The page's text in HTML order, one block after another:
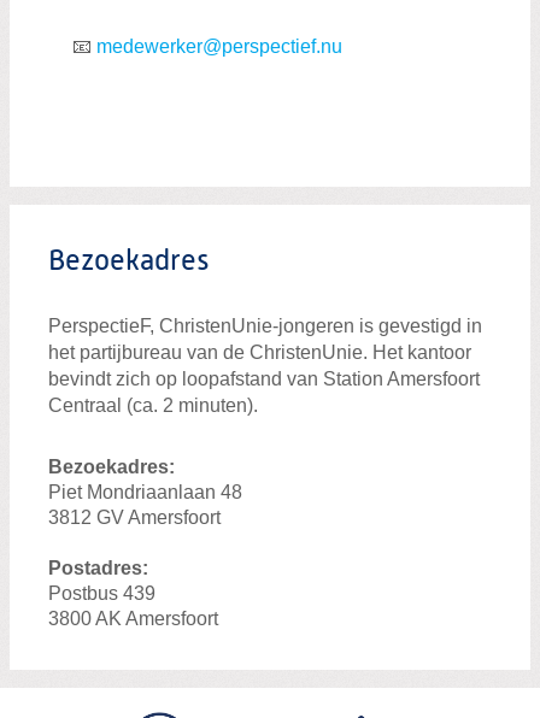
📧 medewerker@perspectief.nu
Bezoekadres
PerspectieF, ChristenUnie-jongeren is gevestigd in
het partijbureau van de ChristenUnie. Het kantoor
bevindt zich op loopafstand van Station Amersfoort
Centraal (ca. 2 minuten).
Bezoekadres:
Piet Mondriaanlaan 48
3812 GV Amersfoort
Postadres:
Postbus 439
3800 AK Amersfoort